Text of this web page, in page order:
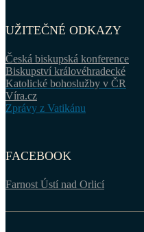
UŽITEČNÉ ODKAZY
Česká biskupská konference
Biskupství královéhradecké
Katolické bohoslužby v ČR
Víra.cz
Zprávy z Vatikánu
FACEBOOK
Farnost Ústí nad Orlicí